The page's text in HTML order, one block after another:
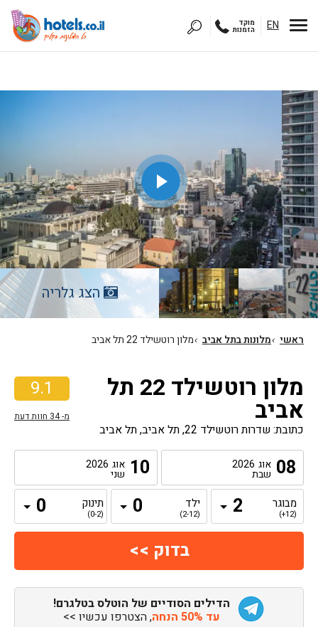
EN מוקד
הזמנות
הצג גלריה
ראשי ›מלונות בתל אביב ›מלון רוטשילד 22 תל אביב
9.1
מ-34 חוות דעת
מלון רוטשילד 22 תל
אביב
כתובת: שדרות רוטשילד 22, תל אביב, תל אביב
08 אוג 2026
שבת 10 אוג 2026
שני
מבוגר
(12+)
ילד
(2-12)
תינוק
(0-2)
הדילים הסודיים של הוטלס בטלגרם!
עד 50% הנחה , הצטרפו עכשיו >>